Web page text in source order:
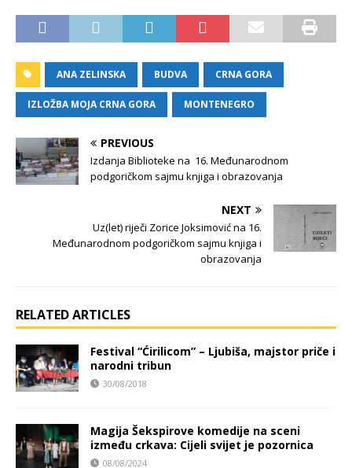
ANA ZELINSKA BUDVA CRNA GORA
IZLOŽBA MOJA CRNA GORA MONTENEGRO
PREVIOUS
Izdanja Biblioteke na 16. Međunarodnom
podgoričkom sajmu knjiga i obrazovanja
NEXT
Uz(let) riječi Zorice Joksimović na 16.
Međunarodnom podgoričkom sajmu knjiga i
obrazovanja
RELATED ARTICLES
Festival “Ćirilicom” – Ljubiša, majstor priče i
narodni tribun
30/08/2018
Magija Šekspirove komedije na sceni
između crkava: Cijeli svijet je pozornica
08/08/2024